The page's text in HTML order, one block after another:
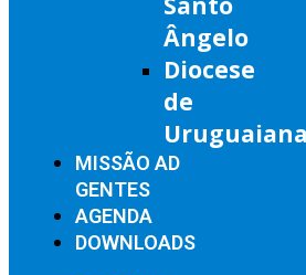
Ângelo
Diocese
de
Uruguaiana
MISSÃO AD
GENTES
AGENDA
DOWNLOADS